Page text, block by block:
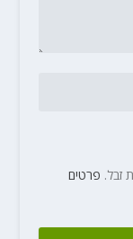
פרטים